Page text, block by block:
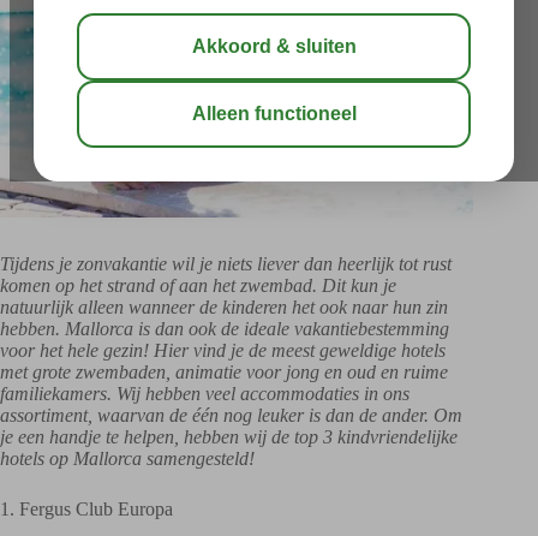
Tijdens je zonvakantie wil je niets liever dan heerlijk tot rust
komen op het strand of aan het zwembad. Dit kun je
natuurlijk alleen wanneer de kinderen het ook naar hun zin
hebben. Mallorca is dan ook de ideale vakantiebestemming
voor het hele gezin! Hier vind je de meest geweldige hotels
met grote zwembaden, animatie voor jong en oud en ruime
familiekamers. Wij hebben veel accommodaties in ons
assortiment, waarvan de één nog leuker is dan de ander. Om
je een handje te helpen, hebben wij de top 3 kindvriendelijke
hotels op Mallorca samengesteld!
1. Fergus Club Europa